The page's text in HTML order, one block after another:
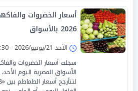
2026 بالأسواق
الأحد 21/يونيو/2026 - 08:30 ص
سجلت أسعار الخضروات